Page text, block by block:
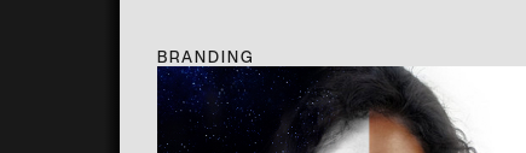
BRANDING